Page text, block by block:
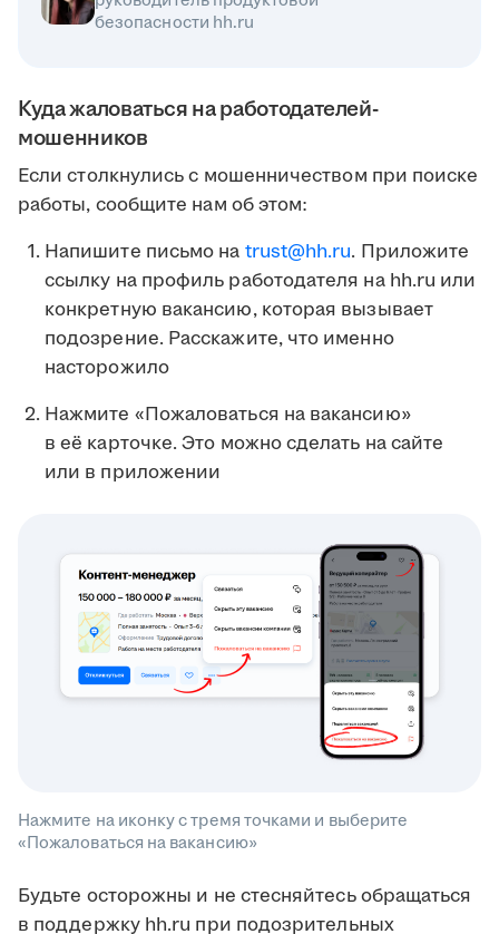
безопасности hh.ru
Куда жаловаться на работодателей-
мошенников
Если столкнулись с мошенничеством при поиске
работы, сообщите нам об этом:
Напишите письмо на trust@hh.ru. Приложите
ссылку на профиль работодателя на hh.ru или
конкретную вакансию, которая вызывает
подозрение. Расскажите, что именно
насторожило
Нажмите «Пожаловаться на вакансию»
в её карточке. Это можно сделать на сайте
или в приложении
Нажмите на иконку с тремя точками и выберите
«Пожаловаться на вакансию»
Будьте осторожны и не стесняйтесь обращаться
в поддержку hh.ru при подозрительных